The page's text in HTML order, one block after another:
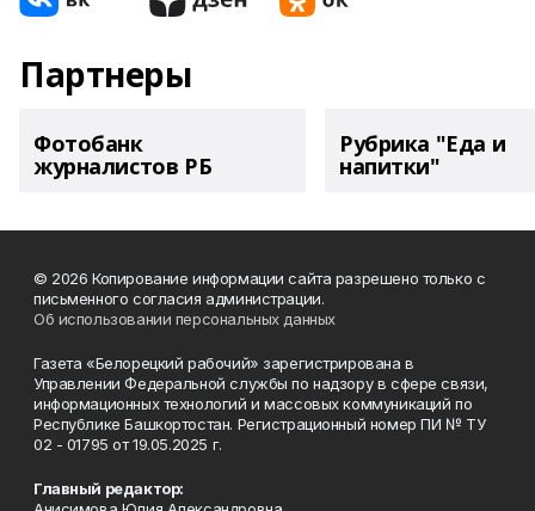
Партнеры
Фотобанк
журналистов РБ
Рубрика "Еда и
напитки"
© 2026 Копирование информации сайта разрешено только с
письменного согласия администрации.
Об использовании персональных данных
Газета «Белорецкий рабочий» зарегистрирована в
Управлении Федеральной службы по надзору в сфере связи,
информационных технологий и массовых коммуникаций по
Республике Башкортостан. Регистрационный номер ПИ № ТУ
02 - 01795 от 19.05.2025 г.
Главный редактор: